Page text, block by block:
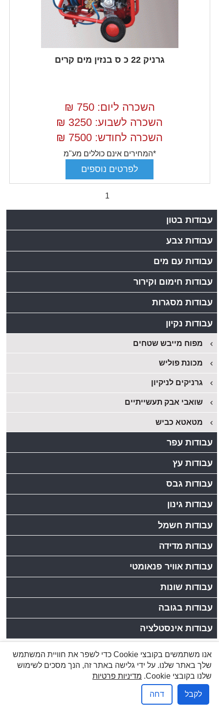
גרניק 22 כ ס בנזין מים קרים
השכרה ליום: 750
₪
השכרה לשבוע: 3250
₪
השכרה לחודש: 7500
₪
*המחירים אינם כוללים מע"מ
1
עבודות בטון
עבודות צבע
עבודות עם מים
עבודות חימום וקירור
עבודות מסגרות
עבודות נקיון
מפוח מייבש שטחים
מכונת פוליש
גרניקים לניקיון
שואבי אבק תעשייתיים
מטאטא כביש
עבודות עפר
עבודות עץ
עבודות גבס
עבודות גינון
עבודות חשמל
עבודות מדידה
עבודות אוויר פנאומטי
עבודות שונות
עבודות בגובה
עבודות אינסטלציה
לקוחות יקרים, כתובתנו: רחוב הזורע 10/4,עמק שרה,באר
שבע | טלפון:08-6277737, פקס:08-6278249
שמעון: 050-5284031, 1-800-200-330 |
אפיק פרסום בניית אתרים
אנו משתמשים בקובצי Cookie כדי לשפר את חוויית המשתמש
שלך באתר שלנו. על ידי גלישה באתר זה, הנך מסכים לשימוש
שלנו בקובצי Cookie.
מדיניות פרטיות
לקבל דחה